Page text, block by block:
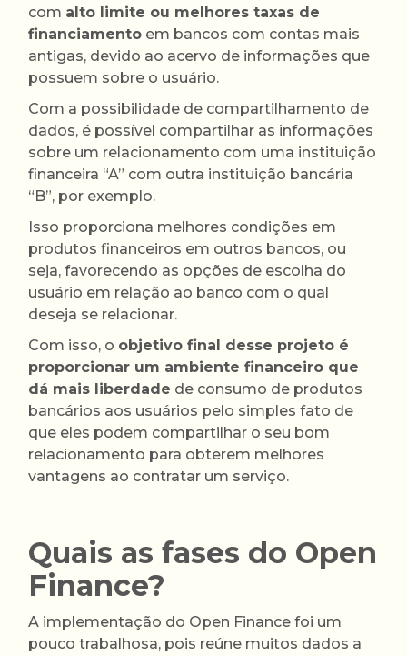
com alto limite ou melhores taxas de
financiamento em bancos com contas mais
antigas, devido ao acervo de informações que
possuem sobre o usuário.
Com a possibilidade de compartilhamento de
dados, é possível compartilhar as informações
sobre um relacionamento com uma instituição
financeira “A” com outra instituição bancária
“B”, por exemplo.
Isso proporciona melhores condições em
produtos financeiros em outros bancos, ou
seja, favorecendo as opções de escolha do
usuário em relação ao banco com o qual
deseja se relacionar.
Com isso, o objetivo final desse projeto é
proporcionar um ambiente financeiro que
dá mais liberdade de consumo de produtos
bancários aos usuários pelo simples fato de
que eles podem compartilhar o seu bom
relacionamento para obterem melhores
vantagens ao contratar um serviço.
Quais as fases do Open
Finance?
A implementação do Open Finance foi um
pouco trabalhosa, pois reúne muitos dados a